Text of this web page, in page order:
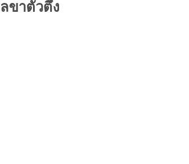
ขาตัวตึง